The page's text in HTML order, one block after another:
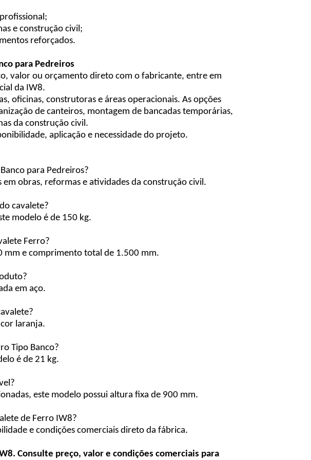
e construção civil;
reforçados.
para Pedreiros
valor ou orçamento direto com o fabricante, entre em
da IW8.
oficinas, construtoras e áreas operacionais. As opções
de canteiros, montagem de bancadas temporárias,
da construção civil.
aplicação e necessidade do projeto.
para Pedreiros?
obras, reformas e atividades da construção civil.
cavalete?
modelo é de 150 kg.
Ferro?
mm e comprimento total de 1.500 mm.
em aço.
laranja.
Tipo Banco?
é de 21 kg.
este modelo possui altura fixa de 900 mm.
de Ferro IW8?
e condições comerciais direto da fábrica.
Consulte preço, valor e condições comerciais para